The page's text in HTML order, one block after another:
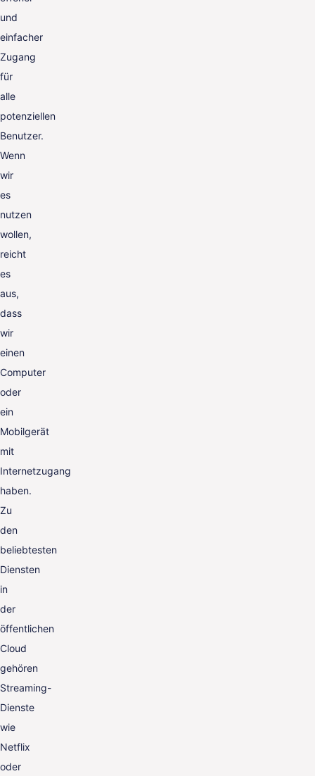
und
einfacher
Zugang
für
alle
potenziellen
Benutzer.
Wenn
wir
es
nutzen
wollen,
reicht
es
aus,
dass
wir
einen
Computer
oder
ein
Mobilgerät
mit
Internetzugang
haben.
Zu
den
beliebtesten
Diensten
in
der
öffentlichen
Cloud
gehören
Streaming-
Dienste
wie
Netflix
oder